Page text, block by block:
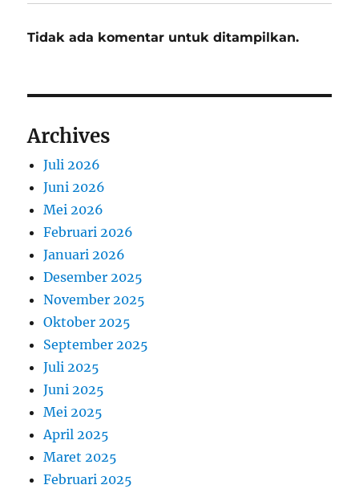
Tidak ada komentar untuk ditampilkan.
Archives
Juli 2026
Juni 2026
Mei 2026
Februari 2026
Januari 2026
Desember 2025
November 2025
Oktober 2025
September 2025
Juli 2025
Juni 2025
Mei 2025
April 2025
Maret 2025
Februari 2025